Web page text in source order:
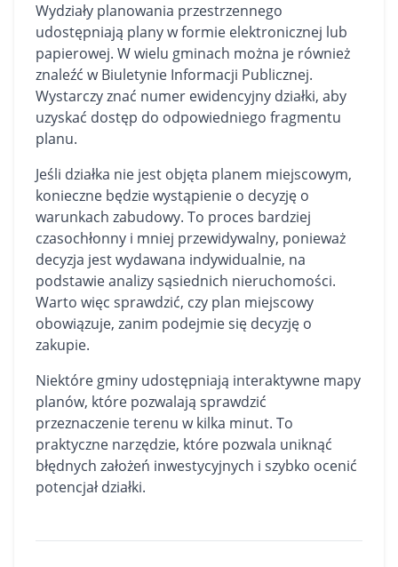
Wydziały planowania przestrzennego
udostępniają plany w formie elektronicznej lub
papierowej. W wielu gminach można je również
znaleźć w Biuletynie Informacji Publicznej.
Wystarczy znać numer ewidencyjny działki, aby
uzyskać dostęp do odpowiedniego fragmentu
planu.
Jeśli działka nie jest objęta planem miejscowym,
konieczne będzie wystąpienie o decyzję o
warunkach zabudowy. To proces bardziej
czasochłonny i mniej przewidywalny, ponieważ
decyzja jest wydawana indywidualnie, na
podstawie analizy sąsiednich nieruchomości.
Warto więc sprawdzić, czy plan miejscowy
obowiązuje, zanim podejmie się decyzję o
zakupie.
Niektóre gminy udostępniają interaktywne mapy
planów, które pozwalają sprawdzić
przeznaczenie terenu w kilka minut. To
praktyczne narzędzie, które pozwala uniknąć
błędnych założeń inwestycyjnych i szybko ocenić
potencjał działki.